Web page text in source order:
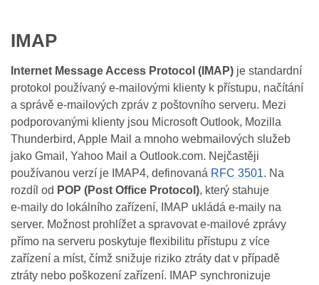
IMAP
Internet Message Access Protocol (IMAP) je standardní
protokol používaný e‑mailovými klienty k přístupu, načítání
a správě e‑mailových zpráv z poštovního serveru. Mezi
podporovanými klienty jsou Microsoft Outlook, Mozilla
Thunderbird, Apple Mail a mnoho webmailových služeb
jako Gmail, Yahoo Mail a Outlook.com. Nejčastěji
používanou verzí je IMAP4, definovaná RFC 3501. Na
rozdíl od POP (Post Office Protocol), který stahuje
e‑maily do lokálního zařízení, IMAP ukládá e‑maily na
server. Možnost prohlížet a spravovat e‑mailové zprávy
přímo na serveru poskytuje flexibilitu přístupu z více
zařízení a míst, čímž snižuje riziko ztráty dat v případě
ztráty nebo poškození zařízení. IMAP synchronizuje